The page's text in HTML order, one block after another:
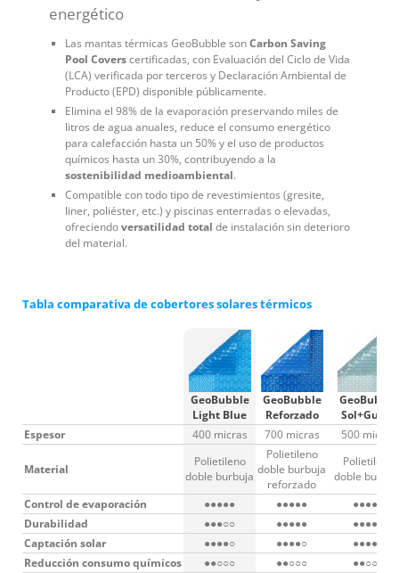
energético
Las mantas térmicas GeoBubble sonCarbon Saving
Pool Coverscertificadas, con Evaluación del Ciclo de Vida
(LCA) verificada por terceros y Declaración Ambiental de
Producto (EPD) disponible públicamente.
Elimina el 98% de la evaporación preservando miles de
litros de agua anuales, reduce el consumo energético
para calefacción hasta un 50% y el uso de productos
químicos hasta un 30%, contribuyendo a la
sostenibilidad medioambiental.
Compatible con todo tipo de revestimientos (gresite,
liner, poliéster, etc.) y piscinas enterradas o elevadas,
ofreciendoversatilidad total de instalación sin deterioro
del material.
Tabla comparativa de cobertores solares térmicos
GeoBubble
Light Blue
GeoBubble
Reforzado
GeoBubble
Sol+Guard
Espesor
400 micras 700 micras 500 micras
Material
Polietileno
doble burbuja
Polietileno
doble burbuja
reforzado
Polietileno
doble
Control de evaporación
●●●●● ●●●●●
●●●●●
Durabilidad
●●●○○ ●●●●●
●●●●○
Captación solar
●●●●○ ●●●●○
●●●●●
Reducción consumo químicos
●●○○○ ●●○○○
●●○○○